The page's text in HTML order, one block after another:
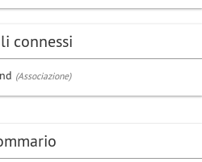
connessi
(Associazione)